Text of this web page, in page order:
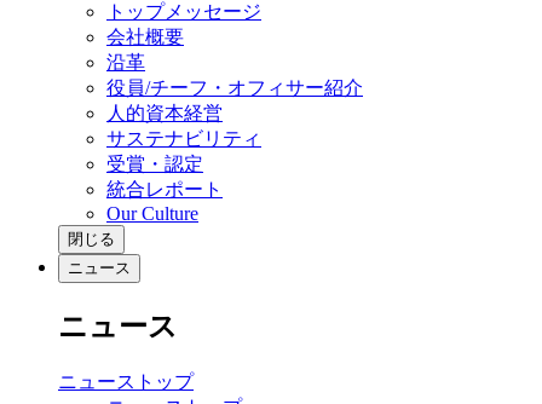
トップメッセージ
会社概要
沿革
役員/チーフ・オフィサー紹介
人的資本経営
サステナビリティ
受賞・認定
統合レポート
Our Culture
閉じる
ニュース
ニュース
ニューストップ